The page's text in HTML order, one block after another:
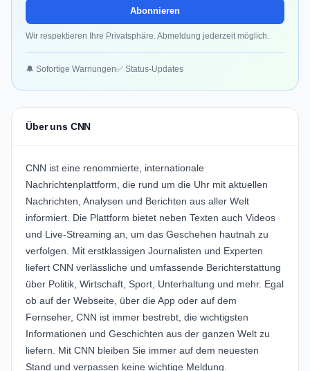
Abonnieren
Wir respektieren Ihre Privatsphäre. Abmeldung jederzeit möglich.
🔔 Sofortige Warnungen✅ Status-Updates
Über uns CNN
CNN ist eine renommierte, internationale
Nachrichtenplattform, die rund um die Uhr mit aktuellen
Nachrichten, Analysen und Berichten aus aller Welt
informiert. Die Plattform bietet neben Texten auch Videos
und Live-Streaming an, um das Geschehen hautnah zu
verfolgen. Mit erstklassigen Journalisten und Experten
liefert CNN verlässliche und umfassende Berichterstattung
über Politik, Wirtschaft, Sport, Unterhaltung und mehr. Egal
ob auf der Webseite, über die App oder auf dem
Fernseher, CNN ist immer bestrebt, die wichtigsten
Informationen und Geschichten aus der ganzen Welt zu
liefern. Mit CNN bleiben Sie immer auf dem neuesten
Stand und verpassen keine wichtige Meldung.